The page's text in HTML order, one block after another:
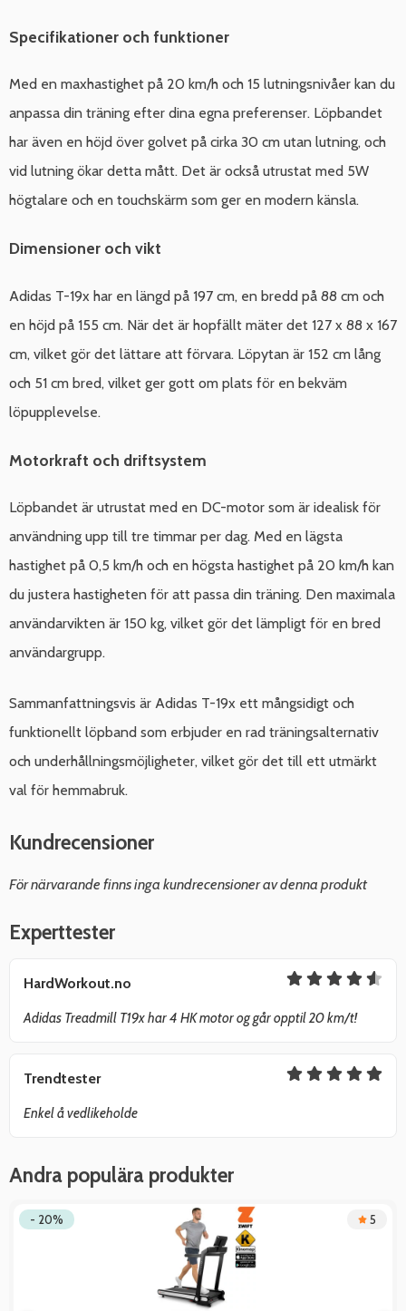
Specifikationer och funktioner
Med en maxhastighet på 20 km/h och 15 lutningsnivåer kan du
anpassa din träning efter dina egna preferenser. Löpbandet
har även en höjd över golvet på cirka 30 cm utan lutning, och
vid lutning ökar detta mått. Det är också utrustat med 5W
högtalare och en touchskärm som ger en modern känsla.
Dimensioner och vikt
Adidas T-19x har en längd på 197 cm, en bredd på 88 cm och
en höjd på 155 cm. När det är hopfällt mäter det 127 x 88 x 167
cm, vilket gör det lättare att förvara. Löpytan är 152 cm lång
och 51 cm bred, vilket ger gott om plats för en bekväm
löpupplevelse.
Motorkraft och driftsystem
Löpbandet är utrustat med en DC-motor som är idealisk för
användning upp till tre timmar per dag. Med en lägsta
hastighet på 0,5 km/h och en högsta hastighet på 20 km/h kan
du justera hastigheten för att passa din träning. Den maximala
användarvikten är 150 kg, vilket gör det lämpligt för en bred
användargrupp.
Sammanfattningsvis är Adidas T-19x ett mångsidigt och
funktionellt löpband som erbjuder en rad träningsalternativ
och underhållningsmöjligheter, vilket gör det till ett utmärkt
val för hemmabruk.
Kundrecensioner
För närvarande finns inga kundrecensioner av denna produkt
Experttester
HardWorkout.no
Adidas Treadmill T19x har 4 HK motor og går opptil 20 km/t!
Trendtester
Enkel å vedlikeholde
Andra populära produkter
- 20% 5